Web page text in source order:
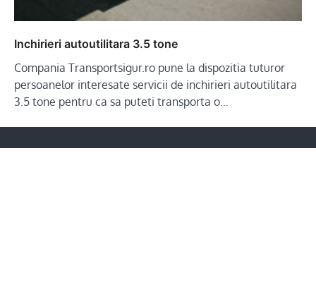
Inchirieri autoutilitara 3.5 tone
Compania Transportsigur.ro pune la dispozitia tuturor
persoanelor interesate servicii de inchirieri autoutilitara
3.5 tone pentru ca sa puteti transporta o…